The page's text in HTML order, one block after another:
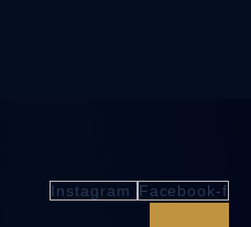
Instagram Facebook-f